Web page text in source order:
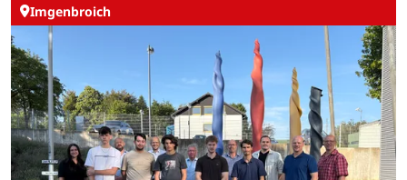
Imgenbroich